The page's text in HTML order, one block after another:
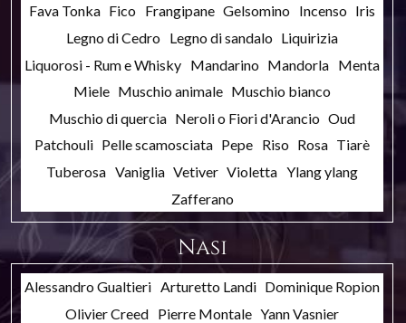
Fava Tonka Fico Frangipane Gelsomino Incenso Iris
Legno di Cedro Legno di sandalo Liquirizia
Liquorosi - Rum e Whisky Mandarino Mandorla Menta
Miele Muschio animale Muschio bianco
Muschio di quercia Neroli o Fiori d'Arancio Oud
Patchouli Pelle scamosciata Pepe Riso Rosa Tiarè
Tuberosa Vaniglia Vetiver Violetta Ylang ylang
Zafferano
Nasi
Alessandro Gualtieri Arturetto Landi Dominique Ropion
Olivier Creed Pierre Montale Yann Vasnier